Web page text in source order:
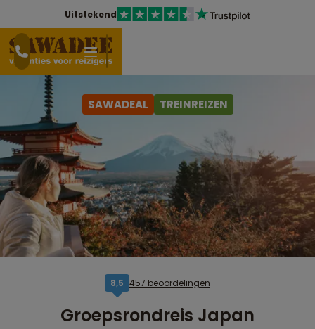
Uitstekend
SAWADEAL TREINREIZEN
8,5 457 beoordelingen
Groepsrondreis Japan